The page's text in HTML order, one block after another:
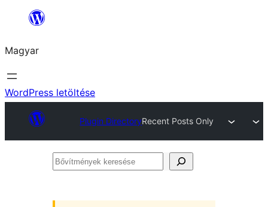
Ugrás
tartalomhoz
Magyar
WordPress letöltése
Plugin DirectoryRecent Posts Only
Bővítmények